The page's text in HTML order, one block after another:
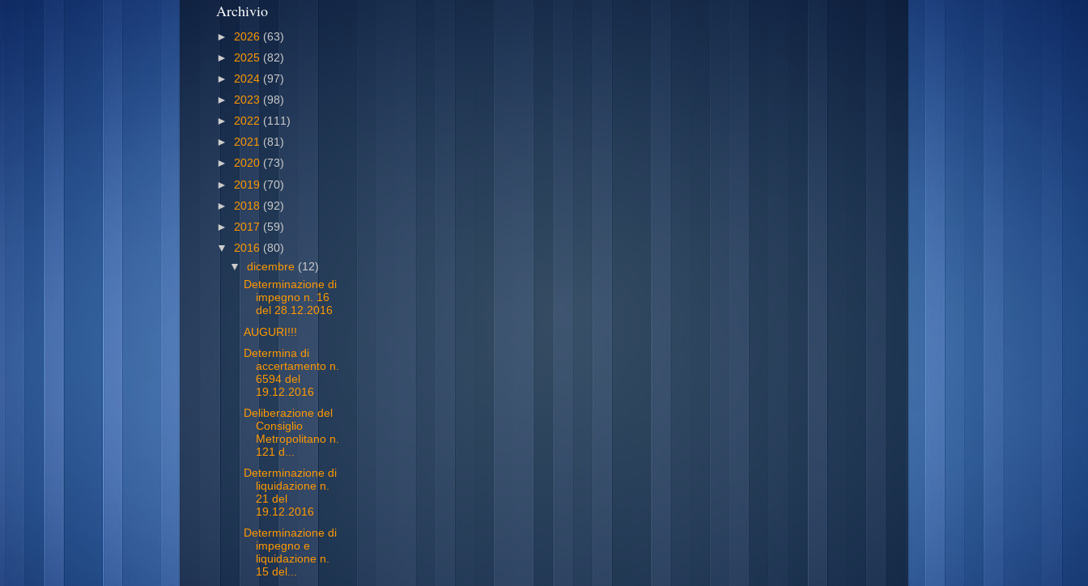
Archivio
► 2026 (63)
► 2025 (82)
► 2024 (97)
► 2023 (98)
► 2022 (111)
► 2021 (81)
► 2020 (73)
► 2019 (70)
► 2018 (92)
► 2017 (59)
▼ 2016 (80)
▼dicembre (12)
Determinazione di
impegno n. 16
del 28.12.2016
AUGURI!!!
Determina di
accertamento n.
6594 del
19.12.2016
Deliberazione del
Consiglio
Metropolitano n.
121 d...
Determinazione di
liquidazione n.
21 del
19.12.2016
Determinazione di
impegno e
liquidazione n.
15 del...